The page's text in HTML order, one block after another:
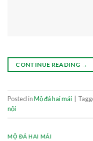
CONTINUE READING →
Posted inMộ đá hai mái
nội
MỘ ĐÁ HAI MÁI